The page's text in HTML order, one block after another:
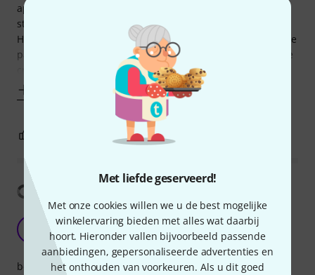
Met liefde geserveerd!
Met onze cookies willen we u de best mogelijke
winkelervaring bieden met alles wat daarbij
hoort. Hieronder vallen bijvoorbeeld passende
aanbiedingen, gepersonaliseerde advertenties en
het onthouden van voorkeuren. Als u dit goed
apparaat eindelijk als het missende puzzelstukje in mijn
studio.
Het compacte keyboard in combinatie met de legendarische
pads en krachtige interne software werkt zo intuïtief dat de
creativiteit direct stroomt. Geen gedoe meer met losse
EVALUATIE MELDEN
Loving this MPC. It ticks a lot of boxes!
Boombap Heaven 20.02.2024
bediening